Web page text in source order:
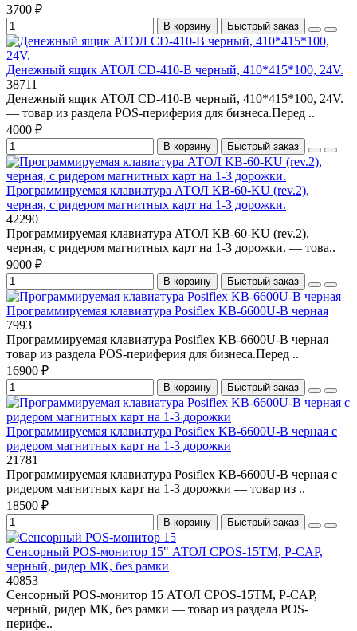
3700 ₽
В корзину Быстрый заказ
Денежный ящик АТОЛ CD-410-B черный, 410*415*100, 24V.
38711
Денежный ящик АТОЛ CD-410-B черный, 410*415*100, 24V.
— товар из раздела POS-периферия для бизнеса.Перед ..
4000 ₽
В корзину Быстрый заказ
Программируемая клавиатура АТОЛ KB-60-KU (rev.2),
черная, с ридером магнитных карт на 1-3 дорожки.
42290
Программируемая клавиатура АТОЛ KB-60-KU (rev.2),
черная, с ридером магнитных карт на 1-3 дорожки. — това..
9000 ₽
В корзину Быстрый заказ
Программируемая клавиатура Posiflex KB-6600U-B черная
7993
Программируемая клавиатура Posiflex KB-6600U-B черная —
товар из раздела POS-периферия для бизнеса.Перед ..
16900 ₽
В корзину Быстрый заказ
Программируемая клавиатура Posiflex KB-6600U-B черная c
ридером магнитных карт на 1-3 дорожки
21781
Программируемая клавиатура Posiflex KB-6600U-B черная c
ридером магнитных карт на 1-3 дорожки — товар из ..
18500 ₽
В корзину Быстрый заказ
Сенсорный POS-монитор 15" АТОЛ CPOS-15TM, P-CAP,
черный, ридер МК, без рамки
40853
Сенсорный POS-монитор 15 АТОЛ CPOS-15TM, P-CAP,
черный, ридер МК, без рамки — товар из раздела POS-
перифе..